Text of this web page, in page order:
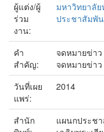
ผู้แต่ง/ผู้
ร่วม
งาน:
มหาวิทยาลัย
ประชาสัมพั
คำ
สำคัญ:
จดหมายข่าว
จดหมายข่า
วันที่เผย
แพร่:
2014
สำนัก
แผนกประช